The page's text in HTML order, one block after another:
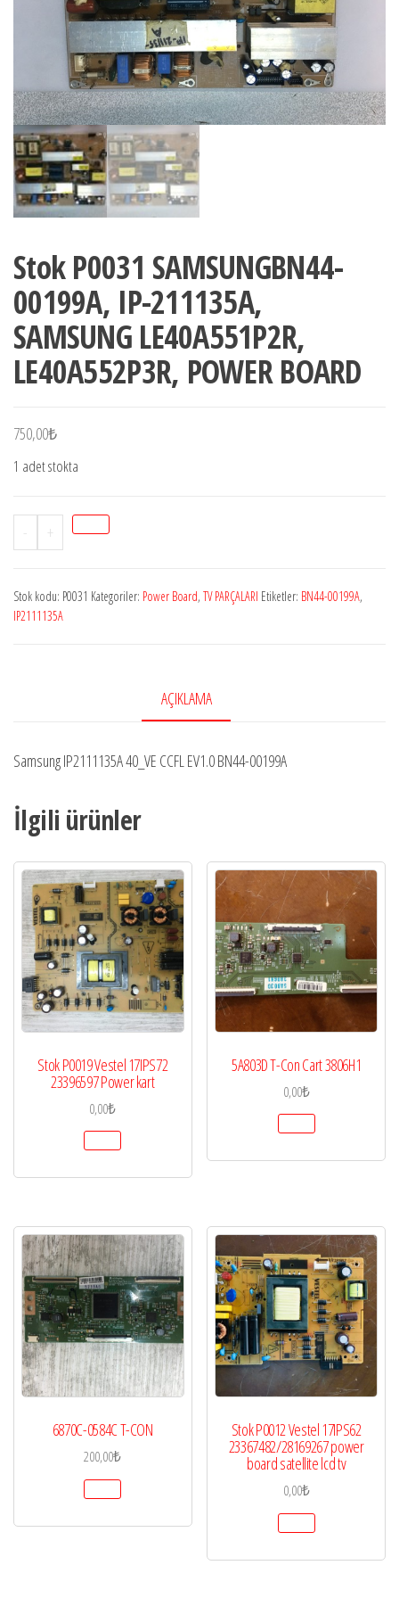
Stok P0031 SAMSUNGBN44-
00199A, IP-211135A,
SAMSUNG LE40A551P2R,
LE40A552P3R, POWER BOARD
750,00₺
1 adet stokta
-
Stok
P0031
00199A,
IP-
POWER
BOARD
+
Stok kodu: P0031 Kategoriler: Power Board, TV PARÇALARI Etiketler: BN44-00199A,
IP2111135A
AÇIKLAMA
Samsung IP2111135A 40_VE CCFL EV1.0 BN44-00199A
İlgili ürünler
Stok P0019 Vestel 17IPS72
23396597 Power kart
0,00₺
5A803D T-Con Cart 3806H1
0,00₺
6870C-0584C T-CON
200,00₺
Stok P0012 Vestel 17IPS62
23367482/28169267 power
board satellite lcd tv
0,00₺